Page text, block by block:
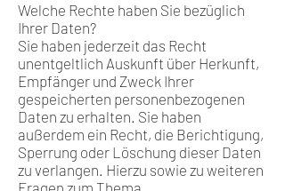
Welche Rechte haben Sie bezüglich
Ihrer Daten?
Sie haben jederzeit das Recht
unentgeltlich Auskunft über Herkunft,
Empfänger und Zweck Ihrer
gespeicherten personenbezogenen
Daten zu erhalten. Sie haben
außerdem ein Recht, die Berichtigung,
Sperrung oder Löschung dieser Daten
zu verlangen. Hierzu sowie zu weiteren
Fragen zum Thema